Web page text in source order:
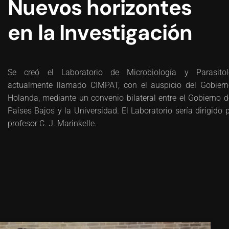
Nuevos horizontes
en la Investigación
Se creó el Laboratorio de Microbiología y
actualmente llamado CIMPAT, con el auspicio del
Holanda, mediante un convenio bilateral entre el Gobierno
Países Bajos y la Universidad. El Laboratorio sería dirigido
profesor C. J. Marinkelle.